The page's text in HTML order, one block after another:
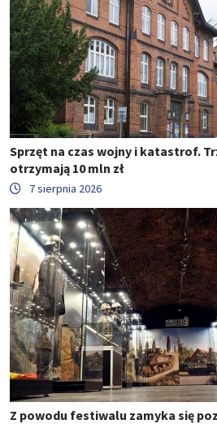
Sprzęt na czas wojny i katastrof.
otrzymają 10 mln zł
7 sierpnia 2026
Z powodu festiwalu zamyka się